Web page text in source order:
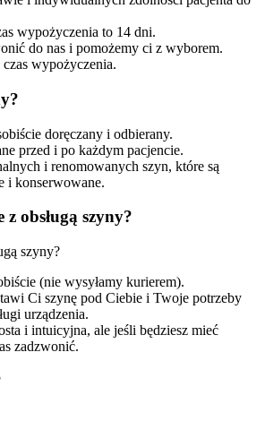
wypożyczenia to 14 dni.
do nas i pomożemy ci z wyborem.
czas wypożyczenia.
doręczany i odbierany.
przed i po każdym pacjencie.
i renomowanych szyn, które są
i konserwowane.
z obsługą szyny?
szyny?
(nie wysyłamy kurierem).
Ci szynę pod Ciebie i Twoje potrzeby
urządzenia.
i intuicyjna, ale jeśli będziesz mieć
zadzwonić.